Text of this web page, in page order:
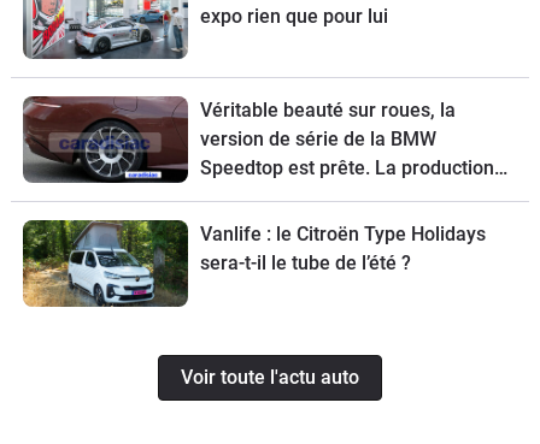
expo rien que pour lui
Véritable beauté sur roues, la
version de série de la BMW
Speedtop est prête. La production
de ce break de chasse sera limitée à
70 exemplaires.
Vanlife : le Citroën Type Holidays
sera-t-il le tube de l’été ?
Voir toute l'actu auto